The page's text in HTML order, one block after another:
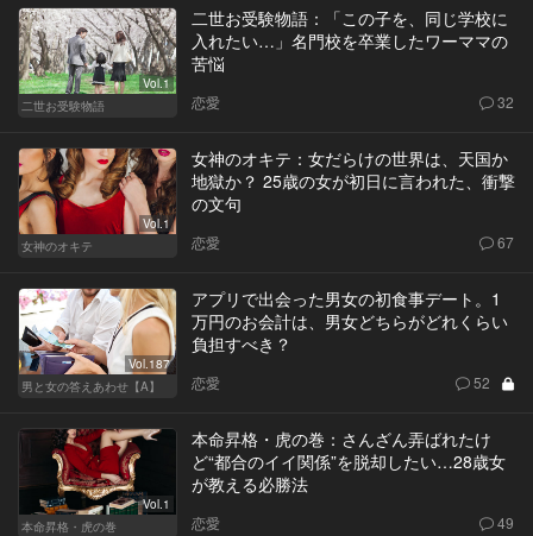
Vol.1
二世お受験物語
二世お受験物語：「この子を、同じ学校に
入れたい…」名門校を卒業したワーママの
苦悩
恋愛 32
Vol.1
女神のオキテ
女神のオキテ：女だらけの世界は、天国か
地獄か？ 25歳の女が初日に言われた、衝撃
の文句
恋愛 67
Vol.187
男と女の答えあわせ【A】
アプリで出会った男女の初食事デート。1
万円のお会計は、男女どちらがどれくらい
負担すべき？
恋愛 52
Vol.1
本命昇格・虎の巻
本命昇格・虎の巻：さんざん弄ばれたけ
ど“都合のイイ関係”を脱却したい…28歳女
が教える必勝法
恋愛 49